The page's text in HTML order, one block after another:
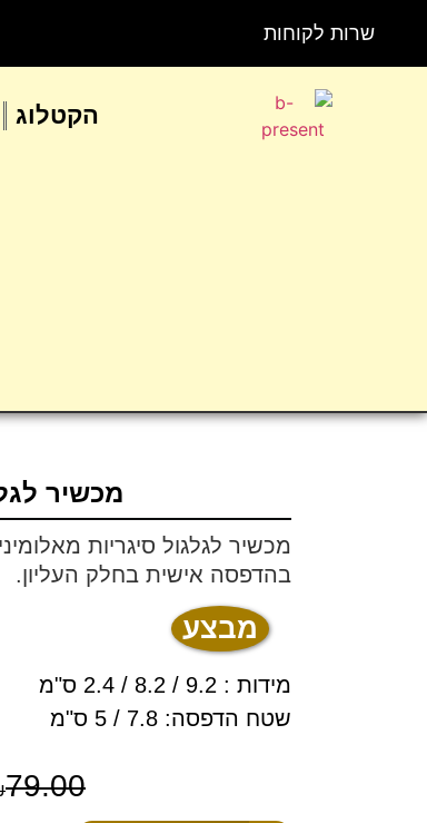
שרות לקוחות
הקטלוג
מכשיר
מכשיר לגלגול סיגריות
בהדפסה אישית בחלק העליון.
מבצע
מידות : 9.2 / 8.2 / 2.4 ס"מ
שטח הדפסה: 7.8 / 5 ס"מ
79.00